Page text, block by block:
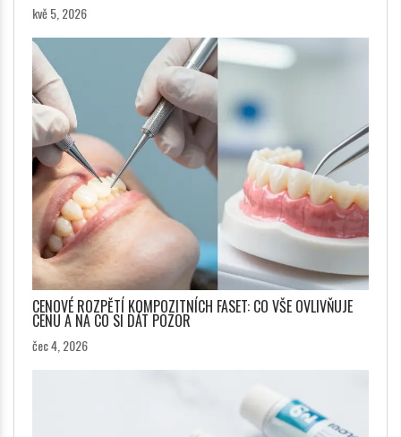
kvě 5, 2026
CENOVÉ ROZPĚTÍ KOMPOZITNÍCH FASET: CO VŠE OVLIVŇUJE
CENU A NA CO SI DÁT POZOR
čec 4, 2026